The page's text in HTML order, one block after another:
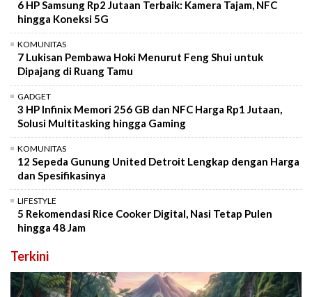
6 HP Samsung Rp2 Jutaan Terbaik: Kamera Tajam, NFC
hingga Koneksi 5G
KOMUNITAS
7 Lukisan Pembawa Hoki Menurut Feng Shui untuk
Dipajang di Ruang Tamu
GADGET
3 HP Infinix Memori 256 GB dan NFC Harga Rp1 Jutaan,
Solusi Multitasking hingga Gaming
KOMUNITAS
12 Sepeda Gunung United Detroit Lengkap dengan Harga
dan Spesifikasinya
LIFESTYLE
5 Rekomendasi Rice Cooker Digital, Nasi Tetap Pulen
hingga 48 Jam
Terkini